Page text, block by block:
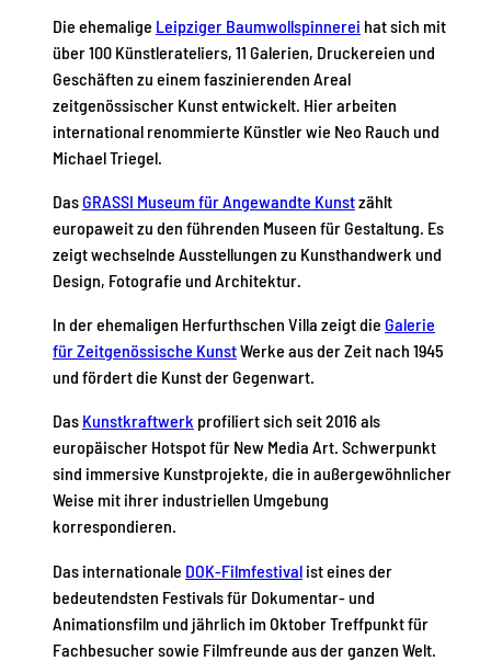
Die ehemalige Leipziger Baumwollspinnerei hat sich mit
über 100 Künstlerateliers, 11 Galerien, Druckereien und
Geschäften zu einem faszinierenden Areal
zeitgenössischer Kunst entwickelt. Hier arbeiten
international renommierte Künstler wie Neo Rauch und
Michael Triegel.
DasGRASSI Museum für Angewandte Kunstzählt
europaweit zu den führenden Museen für Gestaltung. Es
zeigt wechselnde Ausstellungen zu Kunsthandwerk und
Design, Fotografie und Architektur.
In der ehemaligen Herfurthschen Villa zeigt die Galerie
für Zeitgenössische KunstWerke aus der Zeit nach 1945
und fördert die Kunst der Gegenwart.
Das Kunstkraftwerk profiliert sich seit 2016 als
europäischer Hotspot für New Media Art. Schwerpunkt
sind immersive Kunstprojekte, die in außergewöhnlicher
Weise mit ihrer industriellen Umgebung
korrespondieren.
Das internationale DOK-Filmfestival ist eines der
bedeutendsten Festivals für Dokumentar- und
Animationsfilm und jährlich im Oktober Treffpunkt für
Fachbesucher sowie Filmfreunde aus der ganzen Welt.